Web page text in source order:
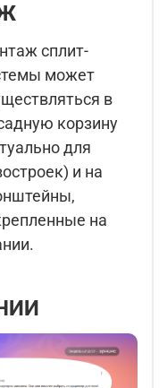
сплит-
может
в
корзину
для
и на
на